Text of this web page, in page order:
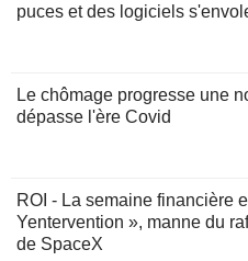
puces et des logiciels
Le chômage progresse une
dépasse l'ère Covid
ROI - La semaine financière
Yentervention », manne du
de SpaceX